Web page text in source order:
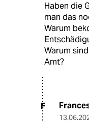
Haben die
man das
Warum
Warum
Amt?
F